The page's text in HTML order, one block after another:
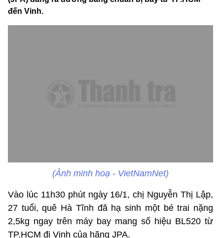
đến Vinh.
(Ảnh minh hoạ - VietNamNet)
Vào lúc 11h30 phút ngày 16/1, chị Nguyễn Thị Lập,
27 tuổi, quê Hà Tĩnh đã hạ sinh một bé trai nặng
2,5kg ngay trên máy bay mang số hiệu BL520 từ
TP.HCM đi Vinh của hãng JPA.